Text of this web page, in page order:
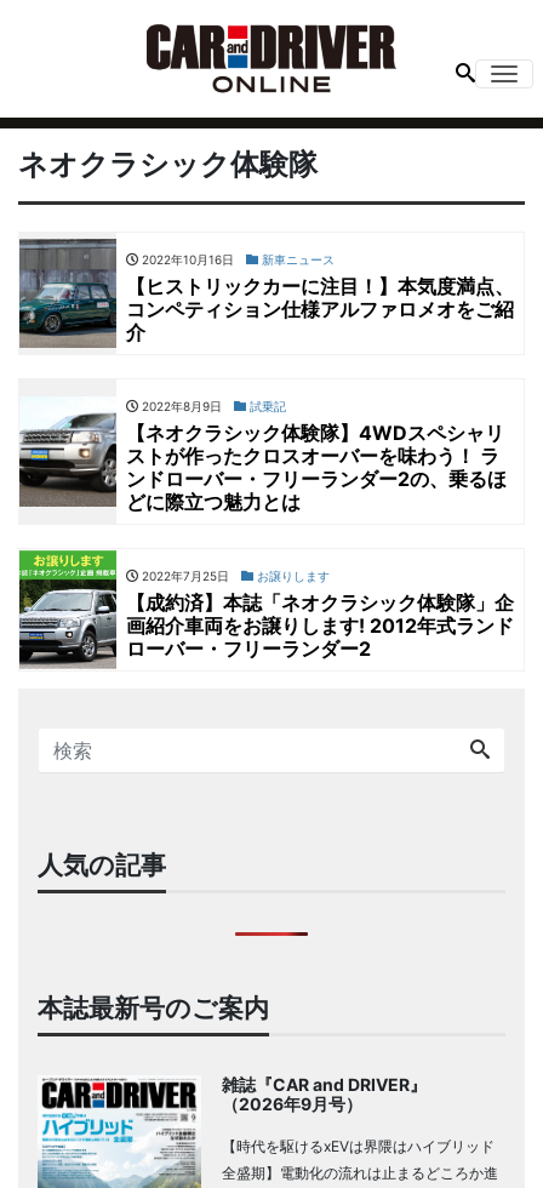
ネオクラシック体験隊
2022年10月16日 新車ニュース
【ヒストリックカーに注目！】本気度満点、
コンペティション仕様アルファロメオをご紹
介
2022年8月9日 試乗記
【ネオクラシック体験隊】4WDスペシャリ
ストが作ったクロスオーバーを味わう！ ラ
ンドローバー・フリーランダー2の、乗るほ
どに際立つ魅力とは
2022年7月25日 お譲りします
【成約済】本誌「ネオクラシック体験隊」企
画紹介車両をお譲りします! 2012年式ランド
ローバー・フリーランダー2
人気の記事
本誌最新号のご案内
雑誌『CAR and DRIVER』
（2026年9月号）
【時代を駆けるxEVは界隈はハイブリッド
全盛期】電動化の流れは止まるどころか進